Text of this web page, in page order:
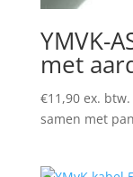
YMVK-
met
€11,90 ex.
samen met